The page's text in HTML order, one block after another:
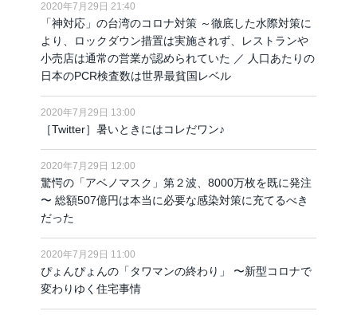
2020年7月29日 21:40
「神対応」の台湾のコロナ対策 ～徹底した水際対策に
より、ロックダウン措置は実施されず、レストランや
小売店は通常の営業が認められていた ／ 人口あたりの
日本のPCR検査数は世界最貧国レベル
2020年7月29日 13:00
［Twitter］暑いときにはコレだワン♪
2020年7月29日 12:00
驚愕の「アベノマスク」第２波、8000万枚を既に発注
〜 総額507億円は本当に必要な感染対策に充てるべき
だった
2020年7月29日 11:00
ぴょんぴょんの「タワマンの終わり」 〜新型コロナで
変わりゆく住宅事情